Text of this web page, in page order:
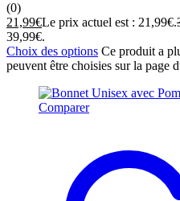
(0)
21,99€Le prix actuel est : 21,99€.
39,99€.
Choix des options Ce produit a
peuvent être choisies sur la page
Comparer